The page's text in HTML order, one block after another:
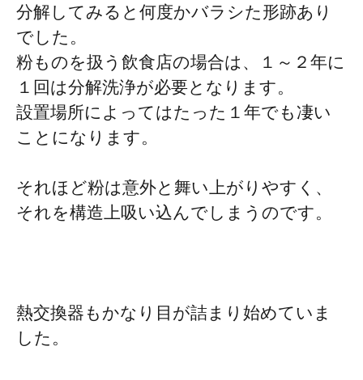
分解してみると何度かバラシた形跡あり
でした。
粉ものを扱う飲食店の場合は、１～２年に
１回は分解洗浄が必要となります。
設置場所によってはたった１年でも凄い
ことになります。
それほど粉は意外と舞い上がりやすく、
それを構造上吸い込んでしまうのです。
熱交換器もかなり目が詰まり始めていま
した。